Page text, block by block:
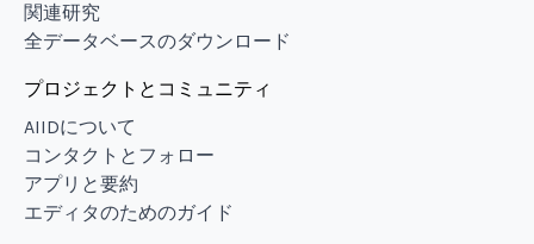
関連研究
全データベースのダウンロード
プロジェクトとコミュニティ
AIIDについて
コンタクトとフォロー
アプリと要約
エディタのためのガイド